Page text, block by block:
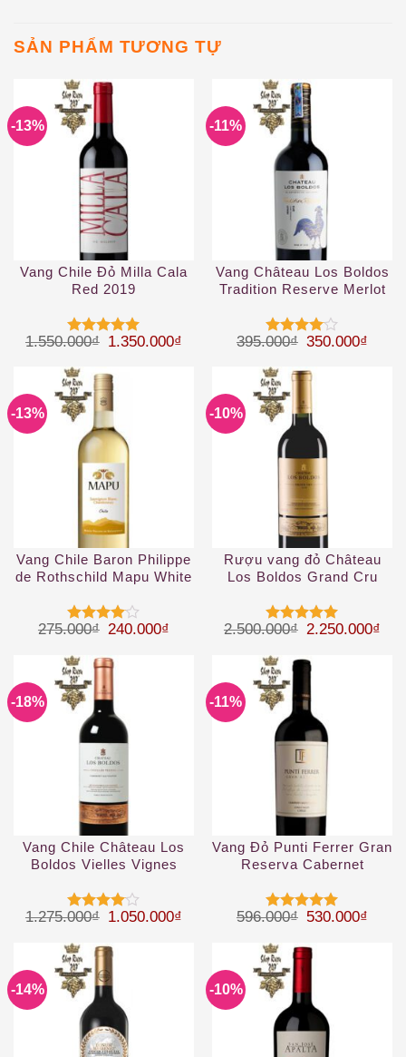
SẢN PHẨM TƯƠNG TỰ
-13%
Vang Chile Đỏ Milla Cala
Red 2019
Được xếp
sao
1.550.000₫ Giá gốc là: 1.550.000₫.
1.350.000₫ Giá hiện tại là: 1.350.000₫.
-11%
Vang Château Los Boldos
Tradition Reserve Merlot
Được
45 sao
395.000₫ Giá gốc là:
350.000₫
-13%
Vang Chile Baron Philippe
de Rothschild Mapu White
Được
45 sao
275.000₫ Giá gốc là: 275.000₫.
240.000₫ Giá hiện tại là: 240.000₫.
-10%
Rượu vang đỏ Château
Los Boldos Grand Cru
Được xếp
sao
2.500.000₫ Giá gốc là:
2.250.000₫
-18%
Vang Chile Château Los
Boldos Vielles Vignes
Được
45 sao
1.275.000₫ Giá gốc là: 1.275.000₫.
1.050.000₫ Giá hiện tại là: 1.050.000₫.
-11%
Vang Đỏ Punti Ferrer Gran
Reserva Cabernet
Được xếp
sao
596.000₫ Giá gốc là:
530.000₫
-14% -10%